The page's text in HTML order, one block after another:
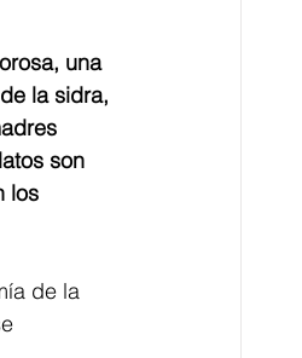
una
la sidra,
son
los
de la